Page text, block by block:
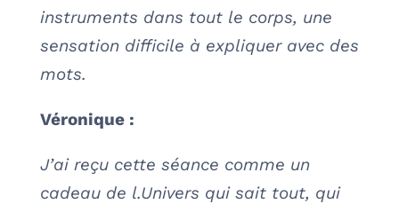
instruments dans tout le corps, une
sensation difficile à expliquer avec des
mots.
Véronique :
J’ai reçu cette séance comme un
cadeau de l.Univers qui sait tout, qui